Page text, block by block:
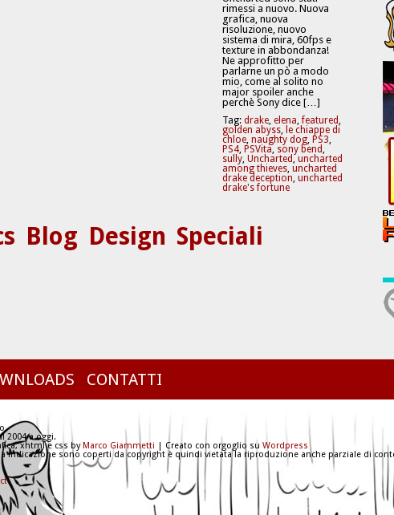
rimessi a nuovo. Nuova
grafica, nuova
risoluzione, nuovo
sistema di mira, 60fps e
texture in abbondanza!
Ne approfitto per
parlarne un pò a modo
mio, come al solito no
major spoiler anche
perchè Sony dice […]
Tag: drake, elena,featured,
golden abyss, le chiappe di
chloe, naughty dog, PS3,
PS4, PSVita, sony bend,
sully, Uncharted, uncharted
among thieves, uncharted
drake deception, uncharted
drake's fortune
Blog Design Speciali
CONTATTI
2004 a oggi.
xhtml e css byMarco Giammetti | Creato con orgoglio su Wordpress
indicazione sono coperti da copyright è quindi vietata la riproduzione anche parziale di